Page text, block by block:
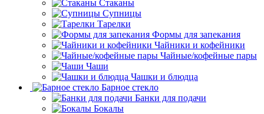
Стаканы
Супницы
Тарелки
Формы для запекания
Чайники и кофейники
Чайные/кофейные пары
Чаши
Чашки и блюдца
Барное стекло
Банки для подачи
Бокалы